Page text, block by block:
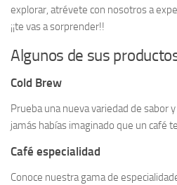
explorar, atrévete con nosotros a
¡¡te vas a sorprender!!
Algunos de sus
Cold Brew
Prueba una nueva variedad de sabor
jamás habías imaginado que un café
Café especialidad
Conoce nuestra gama de